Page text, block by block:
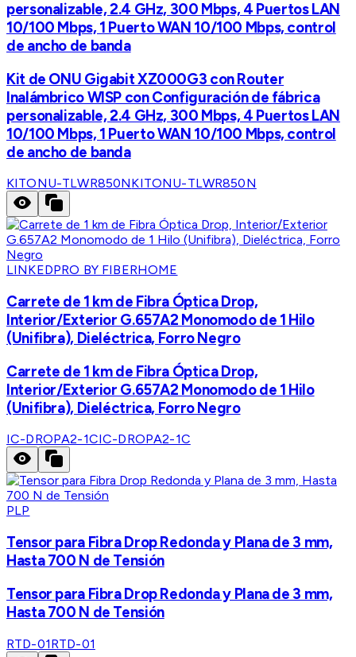
personalizable, 2.4 GHz, 300 Mbps, 4 Puertos LAN
10/100 Mbps, 1 Puerto WAN 10/100 Mbps, control
de ancho de banda
Kit de ONU Gigabit XZ000G3 con Router
Inalámbrico WISP con Configuración de fábrica
personalizable, 2.4 GHz, 300 Mbps, 4 Puertos LAN
10/100 Mbps, 1 Puerto WAN 10/100 Mbps, control
de ancho de banda
KITONU-TLWR850NKITONU-TLWR850N
LINKEDPRO BY FIBERHOME
Carrete de 1 km de Fibra Óptica Drop,
Interior/Exterior G.657A2 Monomodo de 1 Hilo
(Unifibra), Dieléctrica, Forro Negro
Carrete de 1 km de Fibra Óptica Drop,
Interior/Exterior G.657A2 Monomodo de 1 Hilo
(Unifibra), Dieléctrica, Forro Negro
IC-DROPA2-1CIC-DROPA2-1C
PLP
Tensor para Fibra Drop Redonda y Plana de 3 mm,
Hasta 700 N de Tensión
Tensor para Fibra Drop Redonda y Plana de 3 mm,
Hasta 700 N de Tensión
RTD-01RTD-01